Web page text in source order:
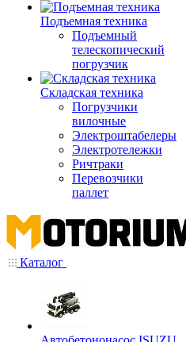
Подъемная техника
Подъемный
телескопический
погрузчик
Складская техника
Погрузчики
вилочные
Электроштабелеры
Электротележки
Ричтраки
Перевозчики
паллет
Каталог